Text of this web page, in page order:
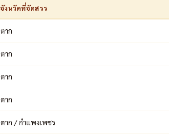
จังหวัดที่จัดสรร
ตาก
ตาก
ตาก
ตาก
ตาก / กำแพงเพชร